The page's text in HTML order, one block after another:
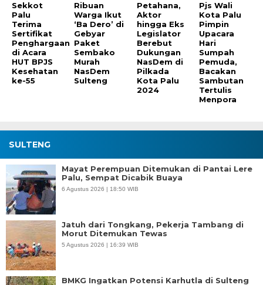
Sekkot
Palu
Terima
Sertifikat
Penghargaan
di Acara
HUT BPJS
Kesehatan
ke-55
Ribuan
Warga Ikut
‘Ba Dero’ di
Gebyar
Paket
Sembako
Murah
NasDem
Sulteng
Petahana,
Aktor
hingga Eks
Legislator
Berebut
Dukungan
NasDem di
Pilkada
Kota Palu
2024
Pjs Wali
Kota Palu
Pimpin
Upacara
Hari
Sumpah
Pemuda,
Bacakan
Sambutan
Tertulis
Menpora
SULTENG
Mayat Perempuan Ditemukan di Pantai Lere
Palu, Sempat Dicabik Buaya
6 Agustus 2026 | 18:50 WIB
Jatuh dari Tongkang, Pekerja Tambang di
Morut Ditemukan Tewas
5 Agustus 2026 | 16:39 WIB
BMKG Ingatkan Potensi Karhutla di Sulteng